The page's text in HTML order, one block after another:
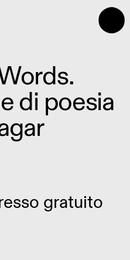
⬤
di poesia
gratuito